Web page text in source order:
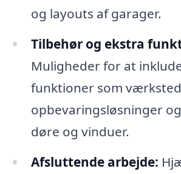
og layouts af garager.
Tilbehør og ekstra
Muligheder for at
funktioner som
opbevaringsløsninger
døre og vinduer.
Afsluttende arbejde: